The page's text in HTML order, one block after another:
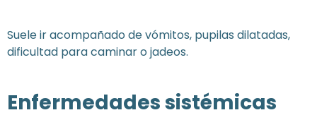
Suele ir acompañado de vómitos, pupilas dilatadas,
dificultad para caminar o jadeos.
Enfermedades sistémicas